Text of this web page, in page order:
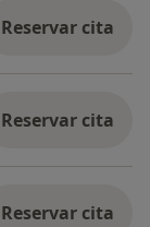
Reservar cita
Reservar cita
Reservar cita